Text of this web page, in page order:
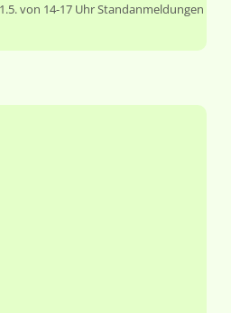
von 14-17 Uhr Standanmeldungen